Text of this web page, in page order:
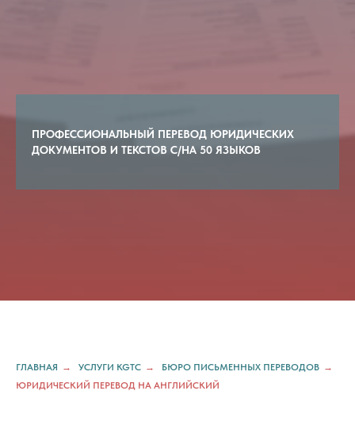
ПРОФЕССИОНАЛЬНЫЙ ПЕРЕВОД ЮРИДИЧЕСКИХ
ДОКУМЕНТОВ И ТЕКСТОВ С/НА 50 ЯЗЫКОВ
ГЛАВНАЯ → УСЛУГИ KGTC → БЮРО ПИСЬМЕННЫХ ПЕРЕВОДОВ →
ЮРИДИЧЕСКИЙ ПЕРЕВОД НА АНГЛИЙСКИЙ